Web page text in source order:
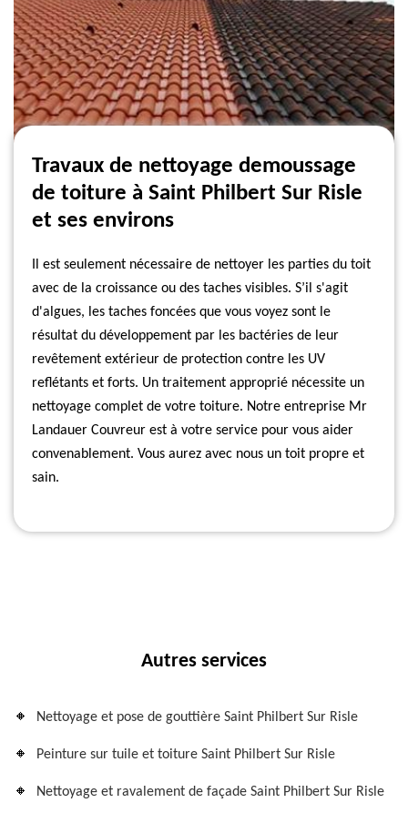
Travaux de nettoyage demoussage
de toiture à Saint Philbert Sur Risle
et ses environs
Il est seulement nécessaire de nettoyer les parties du toit
avec de la croissance ou des taches visibles. S’il s'agit
d'algues, les taches foncées que vous voyez sont le
résultat du développement par les bactéries de leur
revêtement extérieur de protection contre les UV
reflétants et forts. Un traitement approprié nécessite un
nettoyage complet de votre toiture. Notre entreprise Mr
Landauer Couvreur est à votre service pour vous aider
convenablement. Vous aurez avec nous un toit propre et
sain.
Autres services
Nettoyage et pose de gouttière Saint Philbert Sur Risle
Peinture sur tuile et toiture Saint Philbert Sur Risle
Nettoyage et ravalement de façade Saint Philbert Sur Risle